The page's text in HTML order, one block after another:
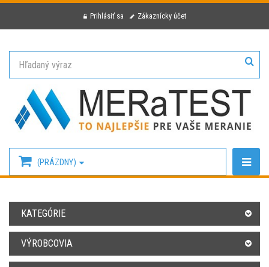
Prihlásiť sa Zákaznícky účet
(PRÁZDNY)
KATEGÓRIE
VÝROBCOVIA